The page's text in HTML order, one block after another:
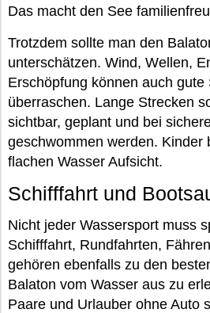
Das macht den See
Trotzdem sollte man den
unterschätzen. Wind, Wellen,
Erschöpfung können auch gute
überraschen. Lange Strecken
sichtbar, geplant und bei
geschwommen werden. Kinder
flachen Wasser Aufsicht.
Schifffahrt und
Nicht jeder Wassersport muss
Schifffahrt, Rundfahrten,
gehören ebenfalls zu den
Balaton vom Wasser aus zu
Paare und Urlauber ohne Auto